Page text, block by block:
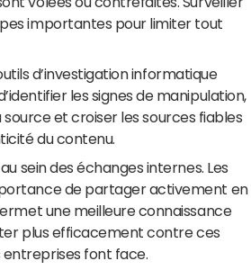
importantes pour limiter tout
d’investigation informatique
les signes de manipulation,
et croiser les sources fiables
du contenu.
sein des échanges internes. Les
de partager activement en
une meilleure connaissance
plus efficacement contre ces
font face.